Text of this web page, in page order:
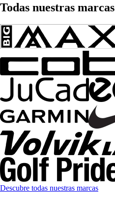
Todas nuestras marcas
Descubre todas nuestras marcas